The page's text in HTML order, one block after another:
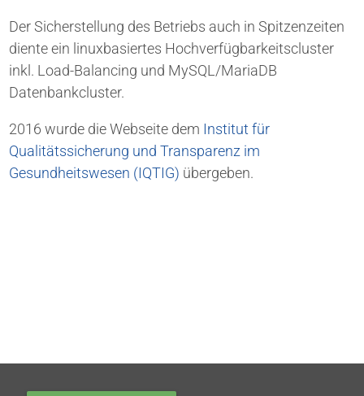
Der Sicherstellung des Betriebs auch in Spitzenzeiten
diente ein linuxbasiertes Hochverfügbarkeitscluster
inkl. Load-Balancing und MySQL/MariaDB
Datenbankcluster.
2016 wurde die Webseite dem Institut für
Qualitätssicherung und Transparenz im
Gesundheitswesen (IQTIG) übergeben.